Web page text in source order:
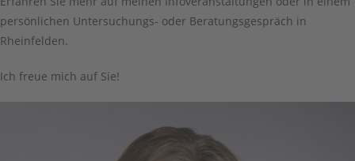
persönlichen Untersuchungs- oder Beratungsgespräch in
Rheinfelden.
Ich freue mich auf Sie!